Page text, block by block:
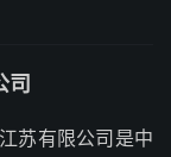
司
苏有限公司是中